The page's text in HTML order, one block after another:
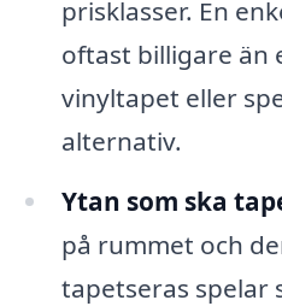
prisklasser. En
oftast billigare än
vinyltapet eller
alternativ.
Ytan som ska
på rummet och
tapetseras spelar